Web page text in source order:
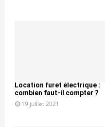
Location furet électrique :
combien faut-il compter ?
19 juillet 2021